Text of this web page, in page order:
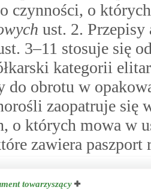
czynności, o
ust. 2. Przepisy
3–11 stosuje się
kategorii
do obrotu w
zaopatruje się
o których mowa w
zawiera paszport
towarzyszący